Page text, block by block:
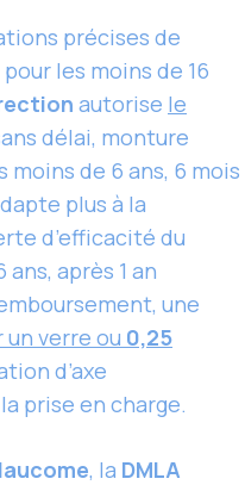
précises de
les moins de 16
autorise le
délai, monture
moins de 6 ans, 6 mois
plus à la
d’efficacité du
après 1 an
une
un verre ou 0,25
d’axe
prise en charge.
, la DMLA